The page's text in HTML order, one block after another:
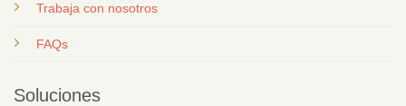
Trabaja con nosotros
FAQs
Soluciones